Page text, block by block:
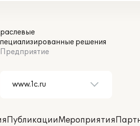
решения
ПубликацииМероприятия